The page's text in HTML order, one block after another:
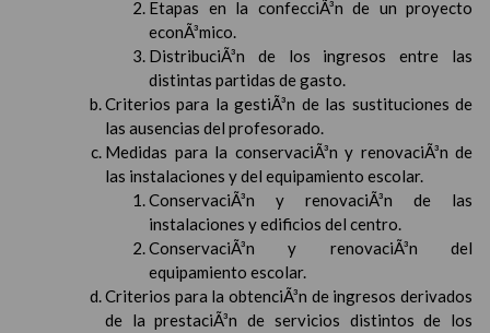
Etapas en la confecciÃ³n de un proyecto
econÃ³mico.
DistribuciÃ³n de los ingresos entre las
distintas partidas de gasto.
Criterios para la gestiÃ³n de las sustituciones de
las ausencias del profesorado.
Medidas para la conservaciÃ³n y renovaciÃ³n de
las instalaciones y del equipamiento escolar.
ConservaciÃ³n y renovaciÃ³n de las
instalaciones y edificios del centro.
ConservaciÃ³n y renovaciÃ³n del
equipamiento escolar.
Criterios para la obtenciÃ³n de ingresos derivados
de la prestaciÃ³n de servicios distintos de los